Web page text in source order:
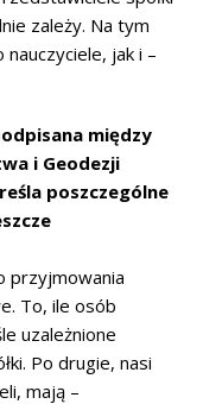
zależy. Na tym
jak i –
między
i Geodezji
poszczególne
przyjmowania
To, ile osób
uzależnione
Po drugie, nasi
mają –